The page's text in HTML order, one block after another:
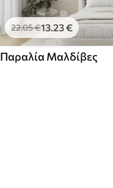
22.05€13 .23€
Παραλία Μαλδίβες